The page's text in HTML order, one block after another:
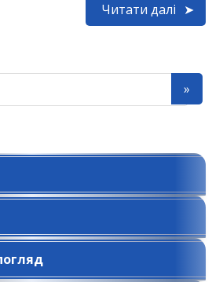
Читати далі